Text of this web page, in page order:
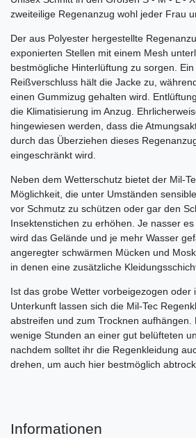
zweiteilige Regenanzug wohl jeder Frau
Der aus Polyester hergestellte
exponierten Stellen mit einem Mesh
bestmögliche Hinterlüftung zu sorgen.
Reißverschluss hält die Jacke zu,
einen Gummizug gehalten wird.
die Klimatisierung im Anzug.
hingewiesen werden, dass die
durch das Überziehen dieses
eingeschränkt wird.
Neben dem Wetterschutz bietet der Mil-
Möglichkeit, die unter Umständen
vor Schmutz zu schützen oder gar den
Insektenstichen zu erhöhen. Je nasser
wird das Gelände und je mehr Wasser
angeregter schwärmen Mücken und
in denen eine zusätzliche
Ist das grobe Wetter vorbeigezogen oder
Unterkunft lassen sich die Mil-Tec
abstreifen und zum Trocknen aufhängen.
wenige Stunden an einer gut belüfteten
nachdem solltet ihr die Regenkleidung
drehen, um auch hier bestmöglich
Informationen